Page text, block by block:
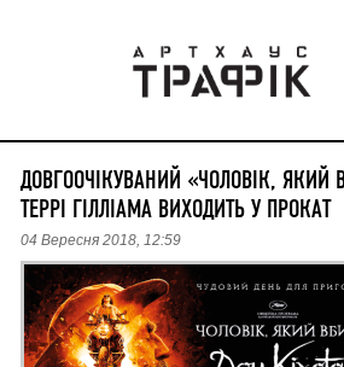
ДОВГООЧІКУВАНИЙ «ЧОЛОВІК, ЯКИЙ
ТЕРРІ ГІЛЛІАМА ВИХОДИТЬ У ПРОКАТ
04 Вересня 2018, 12:59